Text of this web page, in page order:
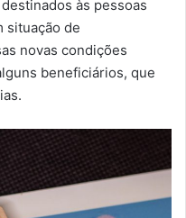
às pessoas
situação de
novas condições
beneficiários, que